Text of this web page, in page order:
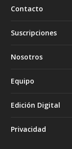
Contacto
Suscripciones
Nosotros
Equipo
Edición Digital
Privacidad